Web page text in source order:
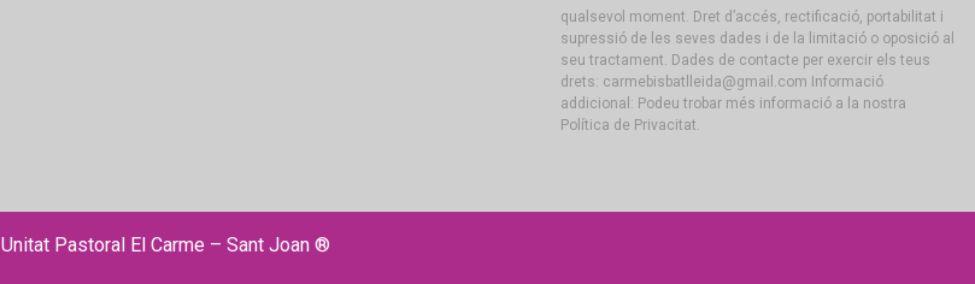
qualsevol moment. Dret d’accés, rectificació, portabilitat i
supressió de les seves dades i de la limitació o oposició al
seu tractament. Dades de contacte per exercir els teus
drets: carmebisbatlleida@gmail.com Informació
addicional: Podeu trobar més informació a la nostra
Política de Privacitat.
Unitat Pastoral El Carme – Sant Joan ®